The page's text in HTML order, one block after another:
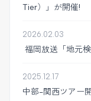
Tier）」が開催!
2026.02.03
福岡放送「地元
2025.12.17
中部-関西ツアー